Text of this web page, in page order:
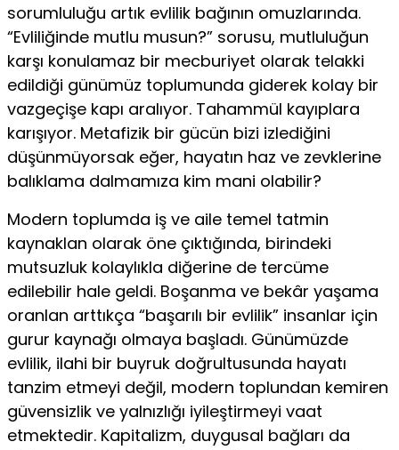
sorumluluğu artık evli­lik bağının omuzlarında.
“Evliliğinde mutlu musun?” sorusu, mutluluğun
karşı konulamaz bir mecburiyet olarak telakki
edildiği günümüz toplumunda giderek kolay bir
vazgeçişe kapı aralıyor. Tahammül kayıplara
karışıyor. Metafizik bir gücün bizi izlediğini
düşünmüyorsak eğer, hayatın haz ve zevklerine
balıklama dalmamıza kim mani olabilir?
Modern toplumda iş ve aile temel tatmin
kaynaklan olarak öne çıktığında, birindeki
mutsuzluk kolaylıkla di­ğerine de tercüme
edilebilir hale geldi. Boşanma ve bekâr yaşama
oranlan arttıkça “başarılı bir evlilik” insanlar için
gurur kaynağı olmaya başladı. Günümüzde
evlilik, ilahi bir buyruk doğrultusunda hayatı
tanzim etmeyi değil, modern toplundan kemiren
güvensiz­lik ve yalnızlığı iyileştirmeyi vaat
etmektedir. Kapitalizm, duygusal bağları da